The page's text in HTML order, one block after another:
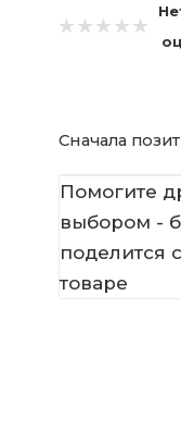
Сначала
Помогите
выбором -
поделится
товаре